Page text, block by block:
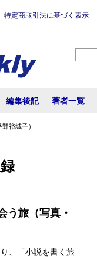
特定商取引法に基づく表示
編集後記 著者一覧
裕城子）
う旅（写真・
、「小説を書く旅